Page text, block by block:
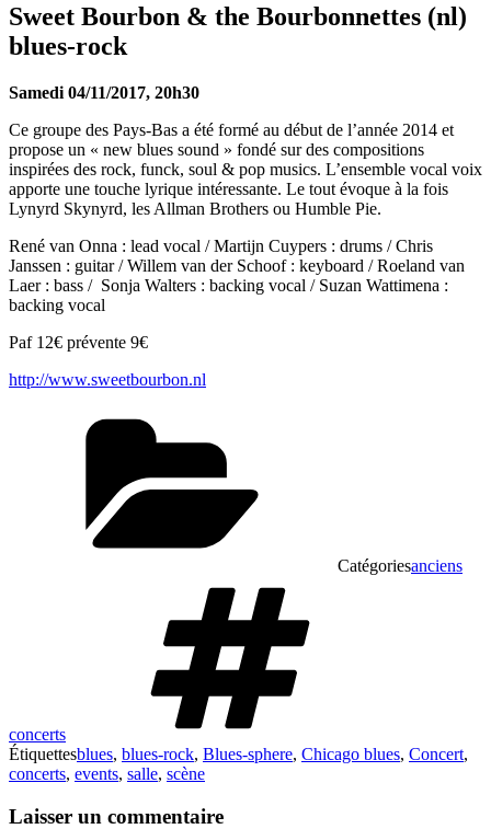
Sweet Bourbon & the Bourbonnettes (nl)
blues-rock
Samedi 04/11/2017, 20h30
Ce groupe des Pays-Bas a été formé au début de l’année 2014 et
propose un « new blues sound » fondé sur des compositions
inspirées des rock, funck, soul & pop musics. L’ensemble vocal voix
apporte une touche lyrique intéressante. Le tout évoque à la fois
Lynyrd Skynyrd, les Allman Brothers ou Humble Pie.
René van Onna : lead vocal / Martijn Cuypers : drums / Chris
Janssen : guitar / Willem van der Schoof : keyboard / Roeland van
Laer : bass / Sonja Walters : backing vocal / Suzan Wattimena :
backing vocal
Paf 12€ prévente 9€
http://www.sweetbourbon.nl
Catégoriesanciens
concerts
Étiquettesblues, blues-rock, Blues-sphere, Chicago blues, Concert,
concerts, events, salle, scène
Laisser un commentaire